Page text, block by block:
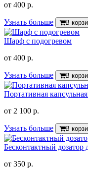
от 400 р.
Узнать больше В
Шарф с подогревом
от 400 р.
Узнать больше В
Портативная
от 2 100 р.
Узнать больше В
Бесконтактный
от 350 р.